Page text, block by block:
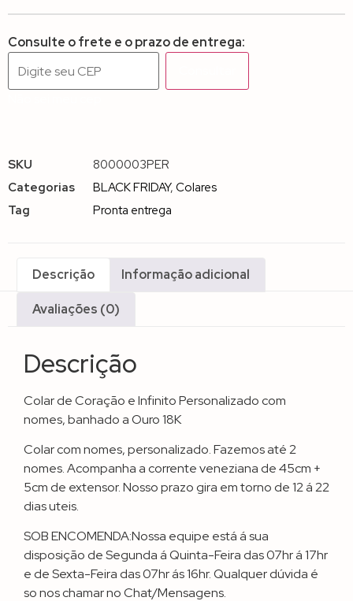
Consulte o frete e o prazo de entrega:
SKU
8000003PER
Categorias
BLACK FRIDAY, Colares
Tag
Pronta entrega
Descrição Informação adicional
Avaliações (0)
Descrição
Colar de Coração e Infinito Personalizado com
nomes, banhado a Ouro 18K
Colar com nomes, personalizado. Fazemos até 2
nomes. Acompanha a corrente veneziana de 45cm +
5cm de extensor. Nosso prazo gira em torno de 12 á 22
dias uteis.
SOB ENCOMENDA:Nossa equipe está á sua
disposição de Segunda á Quinta-Feira das 07hr á 17hr
e de Sexta-Feira das 07hr ás 16hr. Qualquer dúvida é
so nos chamar no Chat/Mensagens.